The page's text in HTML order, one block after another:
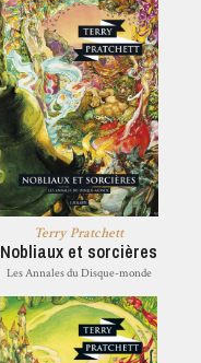
Terry Pratchett
Nobliaux et sorcières
Les Annales du Disque-monde